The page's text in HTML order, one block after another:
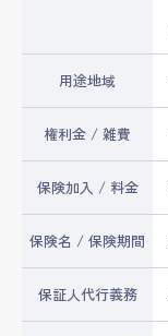
用途地域
権利金 / 雑費
保険加入 / 料金
保険名 / 保険期間
保証人代行義務